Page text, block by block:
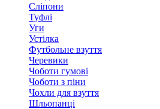
Сліпони
Туфлі
Уги
Устілка
Футбольне взуття
Черевики
Чоботи гумові
Чоботи з піни
Чохли для взуття
Шльопанці